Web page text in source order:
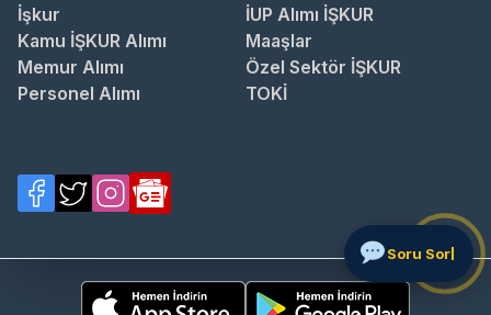
İşkur
İUP Alımı İŞKUR
Kamu İŞKUR Alımı
Maaşlar
Memur Alımı
Özel Sektör İŞKUR
Personel Alımı
TOKİ